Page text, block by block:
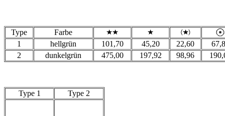
Type
Farbe
1
hellgrün 101,70 45,20 22,60
2
dunkelgrün 475,00 197,92 98,96
Type 1 Type 2